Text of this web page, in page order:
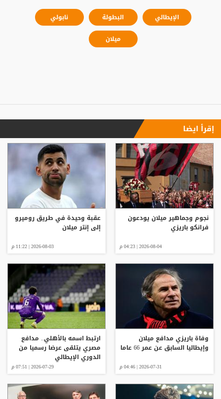
الإيطالي البطولة
نابولي
ميلان
إقرأ ايضا
نجوم وجماهير ميلان يودعون
فرانكو باريزي
2026-08-04 | 04:23 م
عقبة وحيدة في طريق روميرو
إلى إنتر ميلان
2026-08-03 | 11:22 م
وفاة باريزي مدافع ميلان
وإيطاليا السابق عن عمر 66 عاما
2026-07-31 | 04:46 م
ارتبط اسمه بالأهلي.. مدافع
مصري يتلقى عرضا رسميا من
الدوري الإيطالي
2026-07-29 | 07:51 م